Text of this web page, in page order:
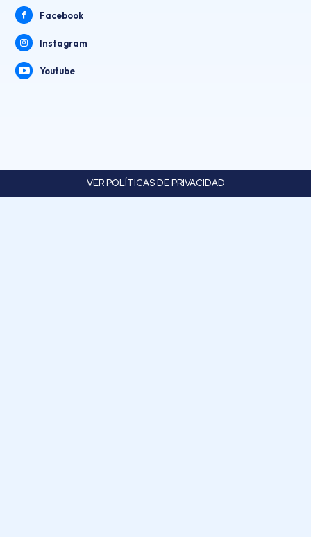
Facebook
Instagram
Youtube
VER POLÍTICAS DE PRIVACIDAD